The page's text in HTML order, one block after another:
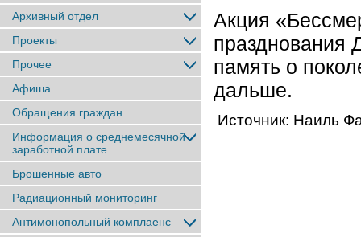
Архивный отдел
Проекты
Прочее
Афиша
Обращения граждан
Информация о среднемесячной
заработной плате
Брошенные авто
Радиационный мониторинг
Антимонопольный комплаенс
Акция
празднования
память о
дальше.
Источник: Наиль